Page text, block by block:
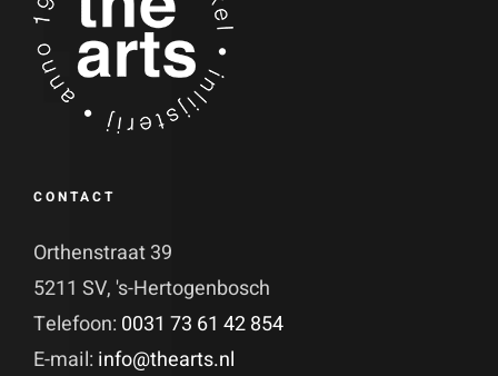
CONTACT
Orthenstraat 39
5211 SV, 's-Hertogenbosch
Telefoon: 0031 73 61 42 854
E-mail: info@thearts.nl